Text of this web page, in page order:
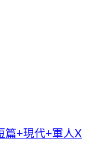
篇+現代+軍人X